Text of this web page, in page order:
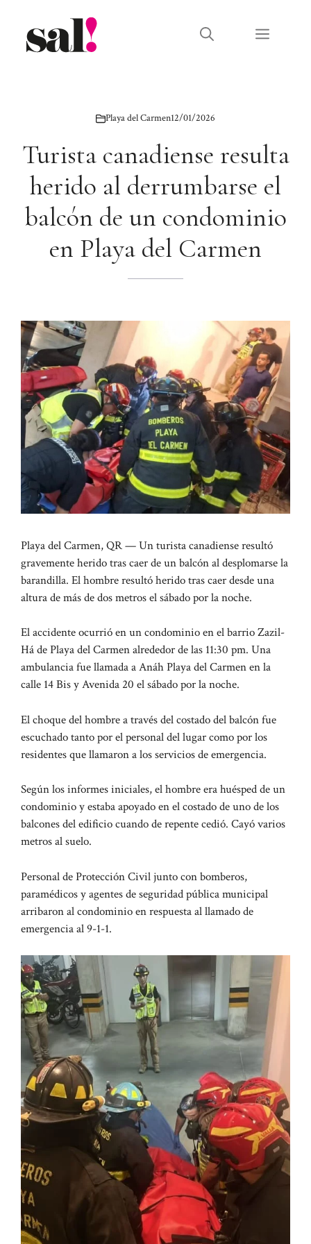
contenido
Menú
Playa del Carmen12/01/2026
Turista canadiense resulta
herido al derrumbarse el
balcón de un condominio
en Playa del Carmen
Playa del Carmen, QR — Un turista canadiense resultó
gravemente herido tras caer de un balcón al desplomarse la
barandilla. El hombre resultó herido tras caer desde una
altura de más de dos metros el sábado por la noche.
El accidente ocurrió en un condominio en el barrio Zazil-
Há de Playa del Carmen alrededor de las 11:30 pm. Una
ambulancia fue llamada a Anáh Playa del Carmen en la
calle 14 Bis y Avenida 20 el sábado por la noche.
El choque del hombre a través del costado del balcón fue
escuchado tanto por el personal del lugar como por los
residentes que llamaron a los servicios de emergencia.
Según los informes iniciales, el hombre era huésped de un
condominio y estaba apoyado en el costado de uno de los
balcones del edificio cuando de repente cedió. Cayó varios
metros al suelo.
Personal de Protección Civil junto con bomberos,
paramédicos y agentes de seguridad pública municipal
arribaron al condominio en respuesta al llamado de
emergencia al 9-1-1.